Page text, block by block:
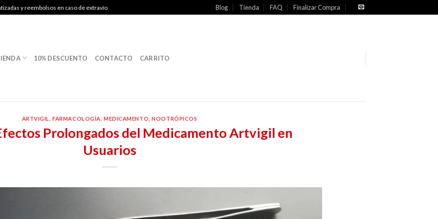
y reembolsos en caso de extravío Blog Tienda FAQ Finalizar Compra
10% DESCUENTO CONTACTO CARRITO
ARTVIGIL ,FARMACOLOGÍA MEDICAMENTO ,NOOTRÓPICOS
Prolongados del Medicamento Artvigil en
Usuarios